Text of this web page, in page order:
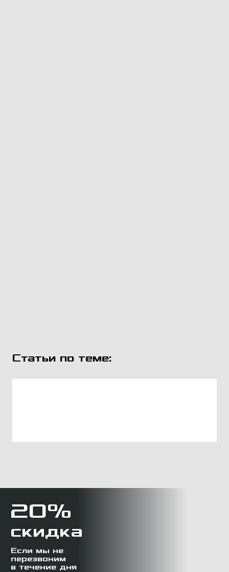
Статьи по теме:
20%
скидка
Если мы не
перезвоним
в течение дня